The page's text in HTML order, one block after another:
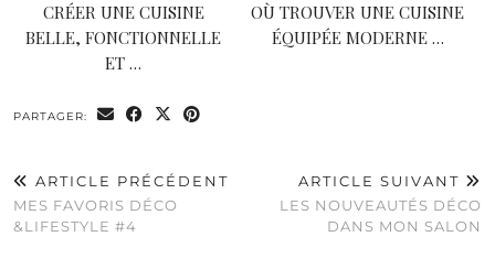
CRÉER UNE CUISINE
BELLE, FONCTIONNELLE
ET …
OÙ TROUVER UNE CUISINE
ÉQUIPÉE MODERNE …
PARTAGER:
ARTICLE PRÉCÉDENT
MES FAVORIS DÉCO
&LIFESTYLE #4
ARTICLE SUIVANT
LES NOUVEAUTÉS DÉCO
DANS MON SALON